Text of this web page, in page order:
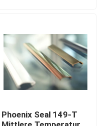
Phoenix Seal 149-T